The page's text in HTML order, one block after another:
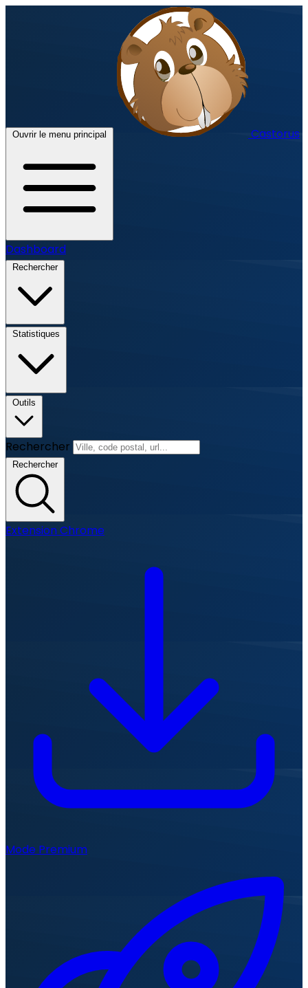
Ouvrir le menu principal Castorus
Dashboard
Rechercher
Statistiques
Outils
Rechercher
Rechercher
Extension Chrome
Mode Premium